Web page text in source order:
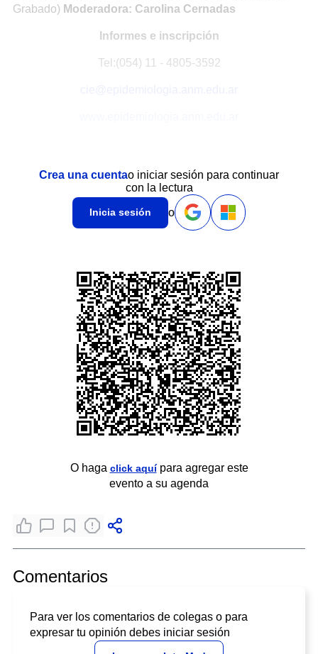
Grabado) Moderadora: Carolina Cernadas
Informes e inscripción
Tel:(054) 11 - 4805-3592
Crea una cuentao iniciar sesión para continuar
con la lectura
Inicia sesión o
O haga click aquípara agregar este
evento a su agenda
Comentarios
Para ver los comentarios de colegas o para
expresar tu opinión debes iniciar sesión